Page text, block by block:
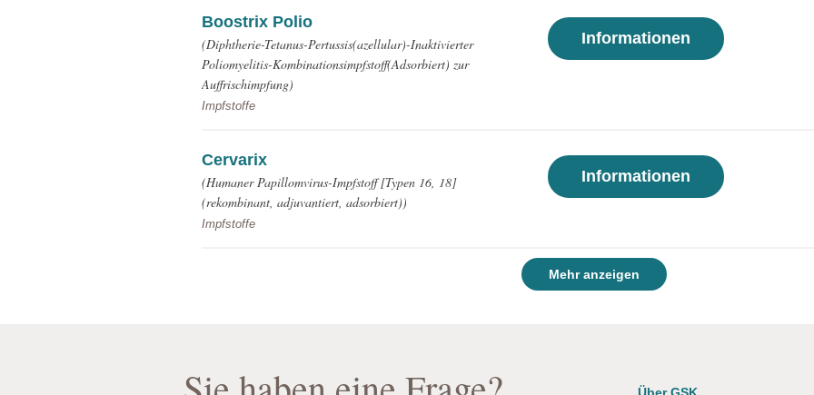
Boostrix Polio
(Diphtherie-Tetanus-Pertussis(azellular)-Inaktivierter
Poliomyelitis-Kombinationsimpfstoff(Adsorbiert) zur
Auffrischimpfung)
Impfstoffe
Informationen
Cervarix
(Humaner Papillomvirus-Impfstoff [Typen 16, 18]
(rekombinant, adjuvantiert, adsorbiert))
Impfstoffe
Informationen
Mehr anzeigen